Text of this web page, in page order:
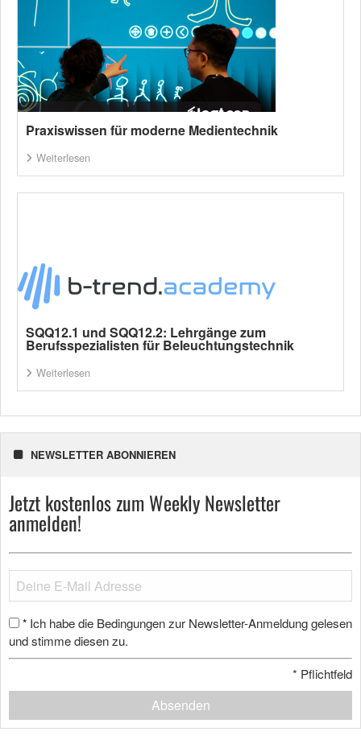
Praxiswissen für moderne Medientechnik
Weiterlesen
SQQ12.1 und SQQ12.2: Lehrgänge zum
Berufsspezialisten für Beleuchtungstechnik
Weiterlesen
NEWSLETTER ABONNIEREN
Jetzt kostenlos zum Weekly Newsletter
anmelden!
* Ich habe die Bedingungen zur Newsletter-Anmeldung gelesen
und stimme diesen zu.
* Pflichtfeld
Absenden